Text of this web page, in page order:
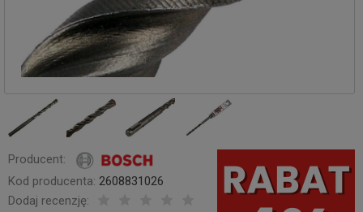
Producent:
Kod producenta: 2608831026
Dodaj recenzję: